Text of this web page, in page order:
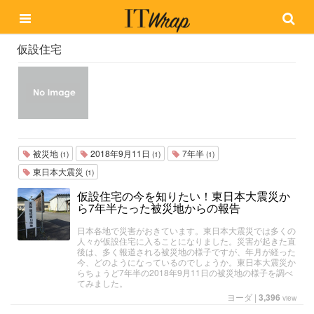
仮設住宅
被災地 (1) 2018年9月11日 (1) 7年半 (1)
東日本大震災 (1)
仮設住宅の今を知りたい！東日本大震災か
ら7年半たった被災地からの報告
日本各地で災害がおきています。東日本大震災では多くの
人々が仮設住宅に入ることになりました。災害が起きた直
後は、多く報道される被災地の様子ですが、年月が経った
今、どのようになっているのでしょうか。東日本大震災か
らちょうど7年半の2018年9月11日の被災地の様子を調べ
てみました。
ヨーダ | 3,396 view